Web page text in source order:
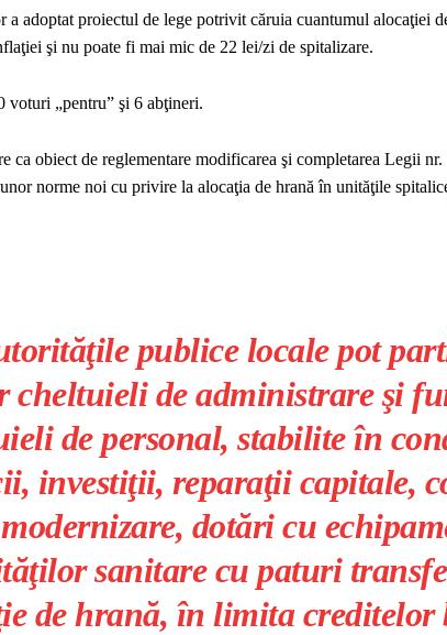
a adoptat proiectul de lege potrivit căruia cuantumul alocaţiei
şi nu poate fi mai mic de 22 lei/zi de spitalizare.
voturi „pentru” şi 6 abţineri.
ca obiect de reglementare modificarea şi completarea Legii
norme noi cu privire la alocaţia de hrană în unităţile
publice locale pot
cheltuieli de administrare şi
de personal, stabilite în
investiţii, reparaţii capitale,
dotări cu
sanitare cu paturi
de hrană, în limita creditelor